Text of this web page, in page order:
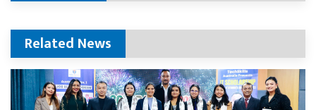
Related News